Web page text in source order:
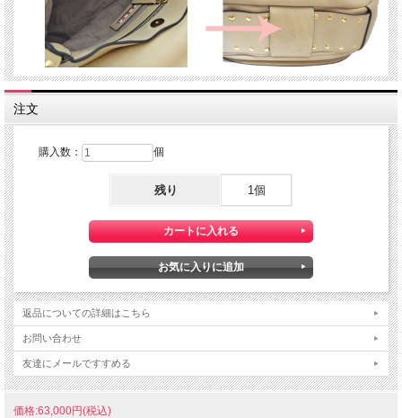
注文
購入数： 個
残り 1個
返品についての詳細はこちら
お問い合わせ
友達にメールですすめる
価格:63,000円(税込)